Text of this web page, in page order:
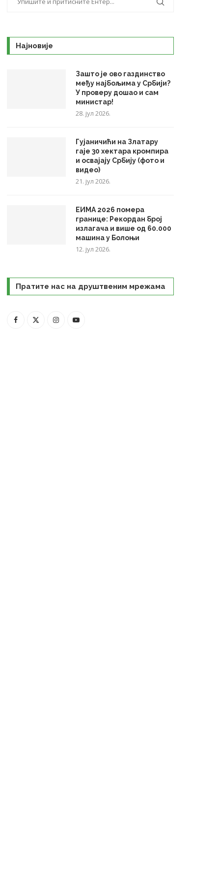
Најновије
Зашто је ово газдинство
међу најбољима у Србији?
У проверу дошао и сам
министар!
28. јул 2026.
Гујаничићи на Златару
гаје 30 хектара кромпира
и освајају Србију (фото и
видео)
21. јул 2026.
ЕИМА 2026 помера
границе: Рекордан број
излагача и више од 60.000
машина у Болоњи
12. јул 2026.
Пратите нас на друштвеним мрежама